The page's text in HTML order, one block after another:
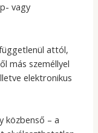
vagy
attól,
más személlyel
elektronikus
közbenső – a